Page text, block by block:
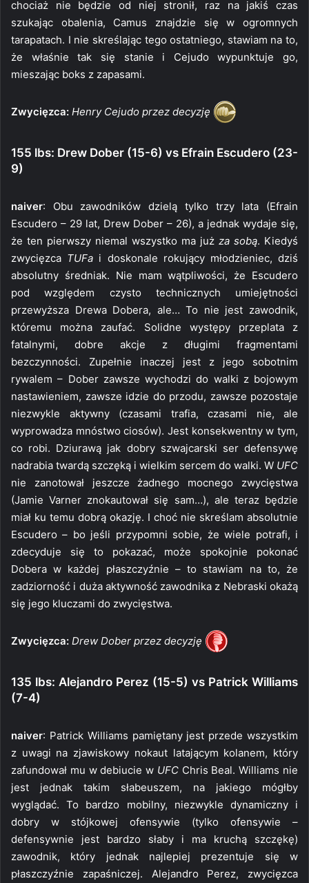
chociaż nie będzie od niej stronił, raz na jakiś czas
szukając obalenia, Camus znajdzie się w ogromnych
tarapatach. I nie skreślając tego ostatniego, stawiam na to,
że właśnie tak się stanie i Cejudo wypunktuje go,
mieszając boks z zapasami.
Zwycięzca: Henry Cejudo przez decyzję
155 lbs: Drew Dober (15-6) vs Efrain Escudero (23-
9)
naiver: Obu zawodników dzielą tylko trzy lata (Efrain
Escudero – 29 lat, Drew Dober – 26), a jednak wydaje się,
że ten pierwszy niemal wszystko ma już za sobą. Kiedyś
zwycięzca TUFa i doskonale rokujący młodzieniec, dziś
absolutny średniak. Nie mam wątpliwości, że Escudero
pod względem czysto technicznych umiejętności
przewyższa Drewa Dobera, ale… To nie jest zawodnik,
któremu można zaufać. Solidne występy przeplata z
fatalnymi, dobre akcje z długimi fragmentami
bezczynności. Zupełnie inaczej jest z jego sobotnim
rywalem – Dober zawsze wychodzi do walki z bojowym
nastawieniem, zawsze idzie do przodu, zawsze pozostaje
niezwykle aktywny (czasami trafia, czasami nie, ale
wyprowadza mnóstwo ciosów). Jest konsekwentny w tym,
co robi. Dziurawą jak dobry szwajcarski ser defensywę
nadrabia twardą szczęką i wielkim sercem do walki. W UFC
nie zanotował jeszcze żadnego mocnego zwycięstwa
(Jamie Varner znokautował się sam…), ale teraz będzie
miał ku temu dobrą okazję. I choć nie skreślam absolutnie
Escudero – bo jeśli przypomni sobie, że wiele potrafi, i
zdecyduje się to pokazać, może spokojnie pokonać
Dobera w każdej płaszczyźnie – to stawiam na to, że
zadziorność i duża aktywność zawodnika z Nebraski okażą
się jego kluczami do zwycięstwa.
Zwycięzca: Drew Dober przez decyzję
135 lbs: Alejandro Perez (15-5) vs Patrick Williams
(7-4)
naiver: Patrick Williams pamiętany jest przede wszystkim
z uwagi na zjawiskowy nokaut latającym kolanem, który
zafundował mu w debiucie w UFCChris Beal. Williams nie
jest jednak takim słabeuszem, na jakiego mógłby
wyglądać. To bardzo mobilny, niezwykle dynamiczny i
dobry w stójkowej ofensywie (tylko ofensywie –
defensywnie jest bardzo słaby i ma kruchą szczękę)
zawodnik, który jednak najlepiej prezentuje się w
płaszczyźnie zapaśniczej. Alejandro Perez, zwycięzca